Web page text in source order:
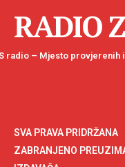
RADIO
radio – Mjesto provjerenih
SVA PRAVA PRIDRŽANA
ZABRANJENO